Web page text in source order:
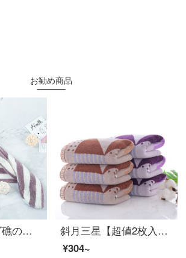
お勧め商品
斜月三星サンゴ礁のストライプの髪の帽子が超柔らかい吸水タオル女史の髪に巻いたスカーフ紫色の縞模様の乾燥帽です。
斜月三星【超値2枚入り】綿タオル家庭用洗顔タオル多花型柔軟吸水タイプ洗顔タオル1枚入り120 g生活に最適なタオル2枚入り
¥304~